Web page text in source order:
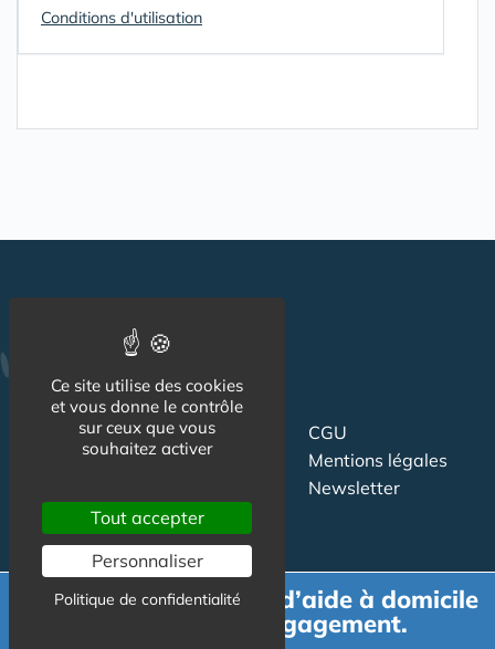
Conditions d'utilisation
Suivez-nous
CGU
Mentions légales
Newsletter
Contact
Partenariat
Publicité
Demande de devis d’aide à domicile
gratuit et sans engagement.
Ce site utilise des cookies
et vous donne le contrôle
sur ceux que vous
souhaitez activer
Tout accepter
Personnaliser
Politique de confidentialité